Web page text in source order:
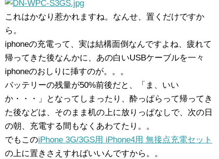
これはかなり惹かれますね。なんせ、置くだけですか
ら。
iphoneの充電って、実は結構面倒なんですよね、疲れて
帰ってきた後なんかに、あの白いUSBケーブルを一々
iphoneのおしりに挿すのが。。。
バッテリーの残量が50%前後だと、「ま、いい
か・・・」となってしまったり、酔っぱらって帰ってき
た後などは、そのまま机の上に放りっぱなしで、次の日
の朝、充電する間もなくあわてたり。。
でもこのiPhone 3G/3GS用 iPhone4用 無接点充電セット
の上に置きさえすればいいんですから。。